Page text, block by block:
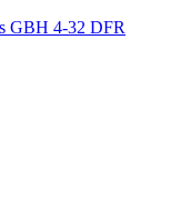
GBH 4-32 DFR